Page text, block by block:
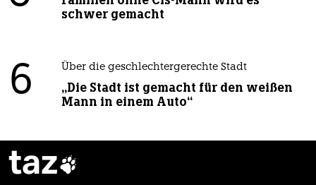
schwer gemacht
6 Über die geschlechtergerechte Stadt
„Die Stadt ist gemacht für den weißen
Mann in einem Auto“
taz